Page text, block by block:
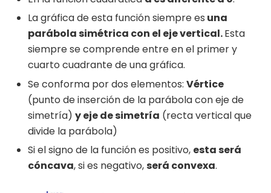
La gráfica de esta función siempre es una
parábola simétrica con el eje vertical.Esta
siempre se comprende entre en el primer y
cuarto cuadrante de una gráfica.
Se conforma por dos elementos: Vértice
(punto de inserción de la parábola con eje de
simetría) y eje de simetría (recta vertical que
divide la parábola)
Si el signo de la función es positivo, esta será
cóncava, si es negativo,será convexa.